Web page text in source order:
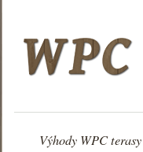
Výhody WPC terasy